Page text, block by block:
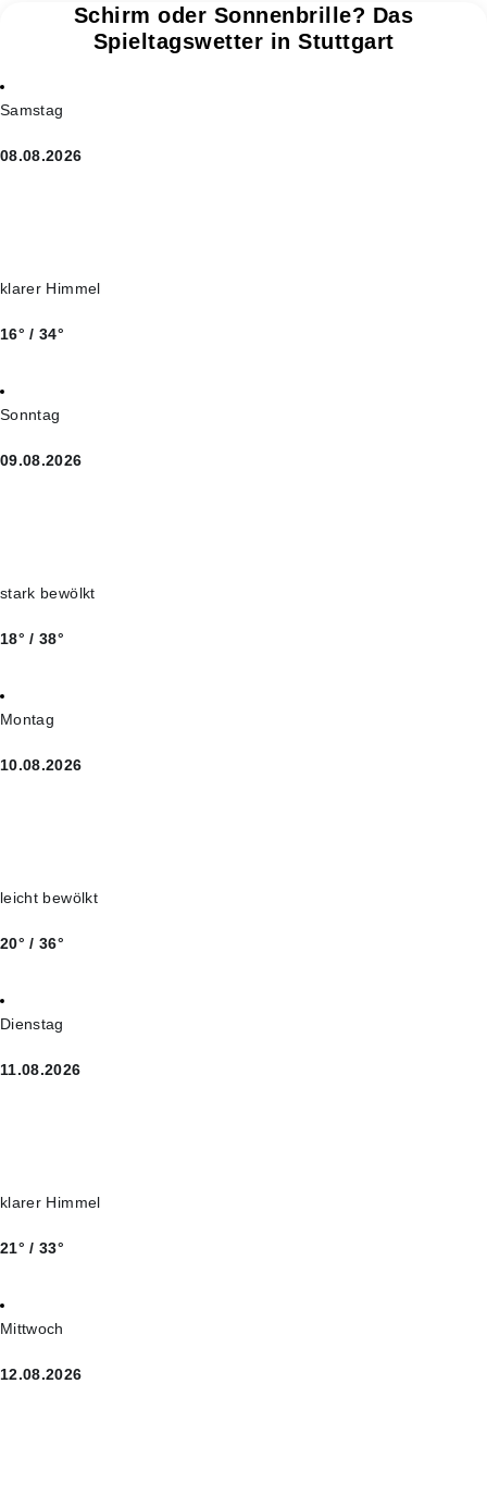
Schirm oder Sonnenbrille? Das
Spieltagswetter in Stuttgart
Samstag
08.08.2026
klarer Himmel
16° / 34°
Sonntag
09.08.2026
stark bewölkt
18° / 38°
Montag
10.08.2026
leicht bewölkt
20° / 36°
Dienstag
11.08.2026
klarer Himmel
21° / 33°
Mittwoch
12.08.2026